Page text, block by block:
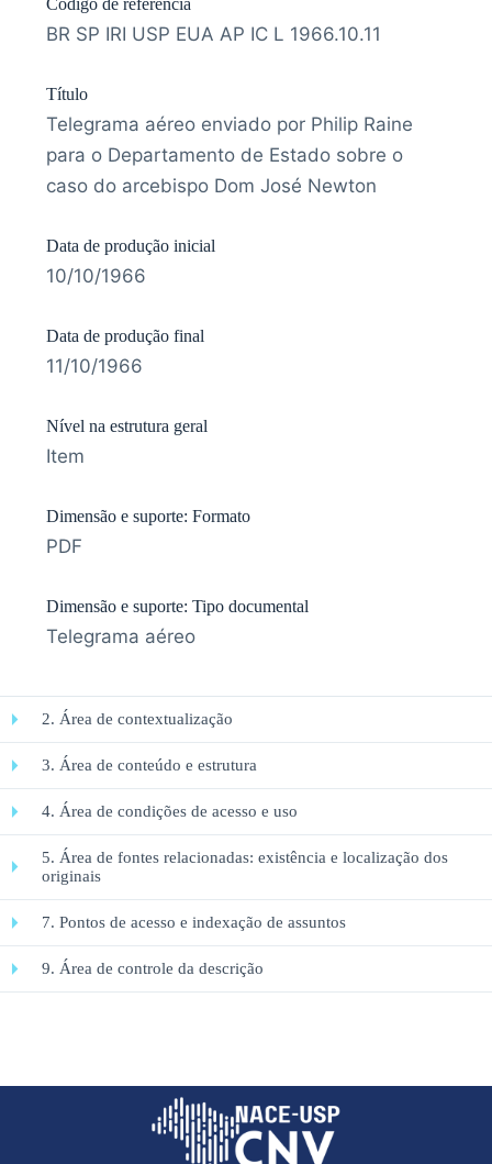
BR SP IRI USP EUA AP IC L 1966.10.11
Título
Telegrama aéreo enviado por Philip Raine
para o Departamento de Estado sobre o
caso do arcebispo Dom José Newton
Data de produção inicial
10/10/1966
Data de produção final
11/10/1966
Nível na estrutura geral
Item
Dimensão e suporte: Formato
PDF
Dimensão e suporte: Tipo documental
Telegrama aéreo
2. Área de contextualização
3. Área de conteúdo e estrutura
4. Área de condições de acesso e uso
5. Área de fontes relacionadas: existência e localização dos
originais
7. Pontos de acesso e indexação de assuntos
9. Área de controle da descrição